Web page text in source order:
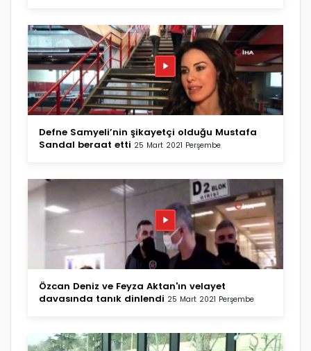
Defne Samyeli’nin şikayetçi olduğu Mustafa
Sandal beraat etti 25 Mart 2021 Perşembe
Özcan Deniz ve Feyza Aktan'ın velayet
davasında tanık dinlendi 25 Mart 2021 Perşembe